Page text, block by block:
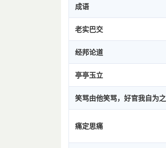
成语
老实巴交
经邦论道
亭亭玉立
笑骂由他笑骂，好官我自为之
痛定思痛